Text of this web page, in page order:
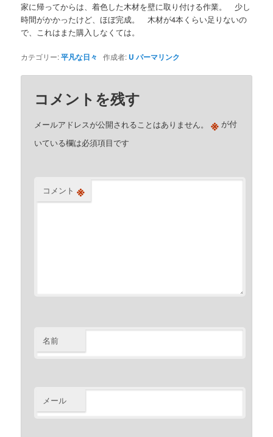
家に帰ってからは、着色した木材を壁に取り付ける作業。 少し
時間がかかったけど、ほぼ完成。 木材が4本くらい足りないの
で、これはまた購入しなくては。
カテゴリー:平凡な日々 作成者: U パーマリンク
コメントを残す
メールアドレスが公開されることはありません。 ※ が付
いている欄は必須項目です
コメント ※
名前
メール